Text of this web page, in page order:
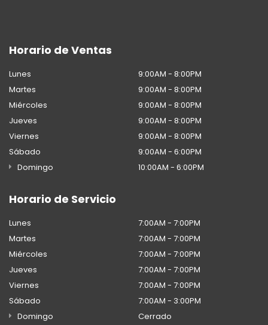
Horario de Ventas
Lunes
9:00AM - 8:00PM
Martes
9:00AM - 8:00PM
Miércoles
9:00AM - 8:00PM
Jueves
9:00AM - 8:00PM
Viernes
9:00AM - 8:00PM
Sábado
9:00AM - 6:00PM
Domingo
10:00AM - 6:00PM
Horario de Servicio
Lunes
7:00AM - 7:00PM
Martes
7:00AM - 7:00PM
Miércoles
7:00AM - 7:00PM
Jueves
7:00AM - 7:00PM
Viernes
7:00AM - 7:00PM
Sábado
7:00AM - 3:00PM
Domingo
Cerrado